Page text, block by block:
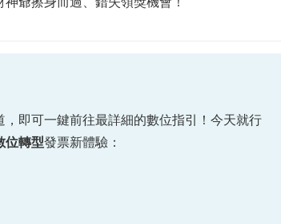
即可一鍵前往最詳細的數位指引！今天就行
位轉型發票新體驗：